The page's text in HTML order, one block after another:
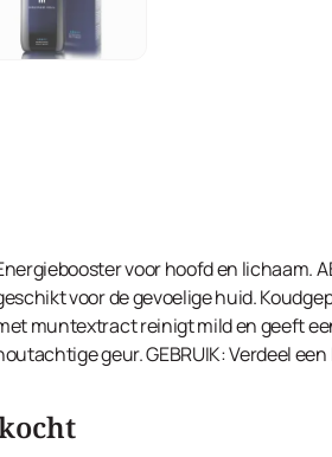
voor hoofd en lichaam.
voor de gevoelige huid.
muntextract reinigt mild en geeft
geur. GEBRUIK: Verdeel